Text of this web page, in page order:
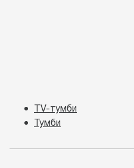
TV-тумби
Тумби